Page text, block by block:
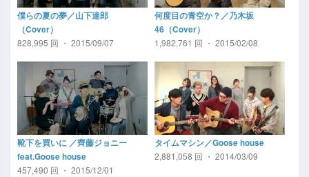
僕らの夏の夢／山下達郎
（Cover）
828,995 回 ・ 2015/09/07
何度目の青空か？／乃木坂
46（Cover）
1,982,761 回 ・ 2015/02/08
靴下を買いに ／齊藤ジョニー
feat.Goose house
457,490 回 ・ 2015/12/01
タイムマシン／Goose house
2,881,058 回 ・ 2014/03/09